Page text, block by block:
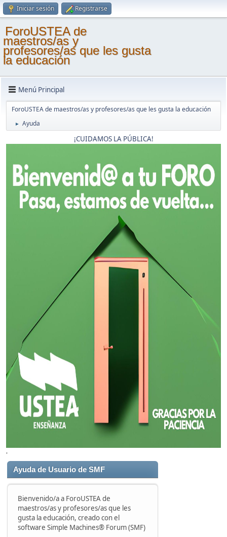
Iniciar sesión Registrarse
ForoUSTEA de
maestros/as y
profesores/as que les gusta
la educación
Menú Principal
ForoUSTEA de maestros/as y profesores/as que les gusta la educación
► Ayuda
¡CUIDAMOS LA PÚBLICA!
'
Ayuda de Usuario de SMF
Bienvenido/a a ForoUSTEA de
maestros/as y profesores/as que les
gusta la educación, creado con el
software Simple Machines® Forum (SMF)